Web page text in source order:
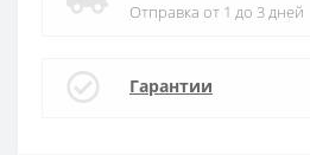
Отправка от 1 до 3 дней
Гарантии